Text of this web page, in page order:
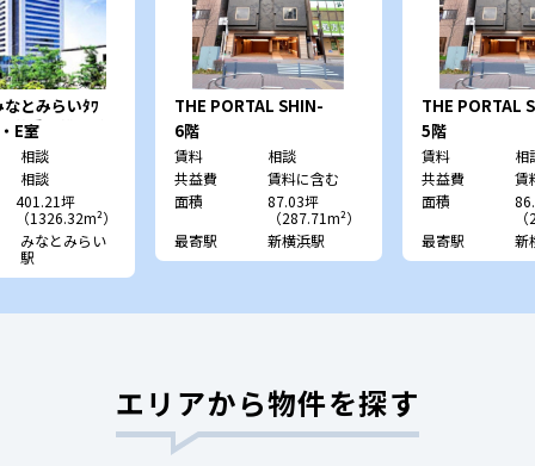
とみらいﾀﾜ
重工横浜ﾋﾞ
E室
相談
相談
401.21坪
（1326.32m²）
みなとみらい
駅
THE PORTAL SHIN-
YOKOHAMA
6階
賃料
相談
共益費
賃料に含む
面積
87.03坪
（287.71m²）
最寄駅
新横浜駅
THE PORTAL
YOKOHAMA
5階
賃料
相
共益費
賃
面積
最寄駅
新
エリアから物件を探す